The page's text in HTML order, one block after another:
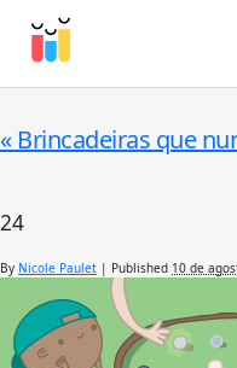
« Brincadeiras que
24
By Nicole Paulet | Published 10 de